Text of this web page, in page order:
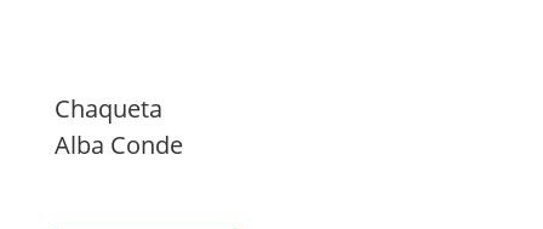
Chaqueta
Alba Conde